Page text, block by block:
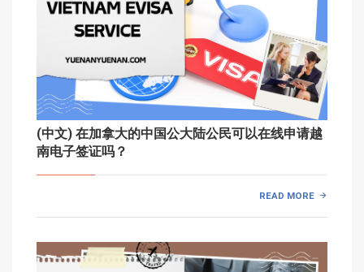
(中文) 在加拿大的中国公大陆公民可以在线申请越
南电子签证吗？
READ MORE